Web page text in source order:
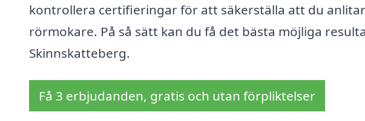
kontrollera certifieringar för att säkerställa att du
rörmokare. På så sätt kan du få det bästa möjliga
Skinnskatteberg.
Få 3 erbjudanden, gratis och utan förpliktelser